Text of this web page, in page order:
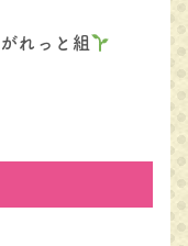
れっと組